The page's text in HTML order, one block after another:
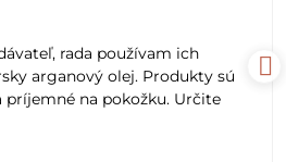
5 rada používam ich
arganový olej. Produkty sú
na pokožku. Určite